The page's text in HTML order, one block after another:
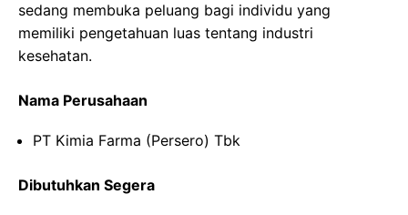
sedang membuka peluang bagi individu yang
memiliki pengetahuan luas tentang industri
kesehatan.
Nama Perusahaan
PT Kimia Farma (Persero) Tbk
Dibutuhkan Segera